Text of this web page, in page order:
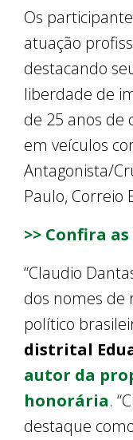
Os
atuação
destacando
liberdade de
de 25 anos de
em veículos
Antagonista/
Paulo, Correio
>> Confira
“Claudio
dos nomes de
político
distrital
autor da
honorária.
destaque